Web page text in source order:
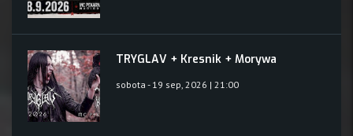
TRYGLAV + Kresnik + Morywa
sobota - 19 sep, 2026 | 21:00